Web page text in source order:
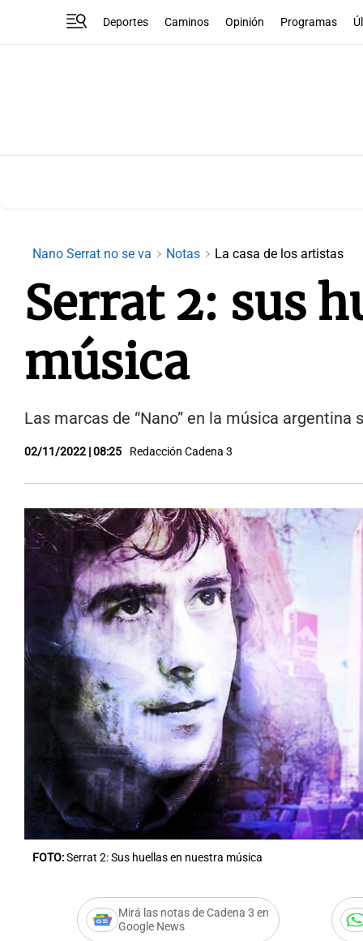
Deportes Caminos Opinión Programas
Nano Serrat no se va Notas La casa de los artistas
Serrat 2: sus
música
Las marcas de “Nano” en la música
02/11/2022 | 08:25 Redacción Cadena 3
FOTO:Serrat 2: Sus huellas en nuestra música
Mirá las notas de Cadena 3 en
Google News
Notas